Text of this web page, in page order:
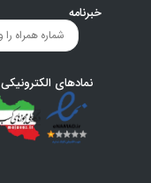
خبرنامه
نمادهای الکترونیکی